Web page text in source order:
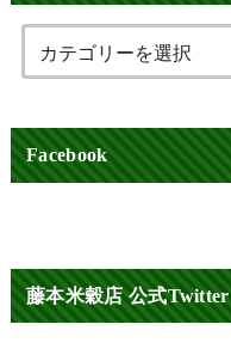
Facebook
藤本米穀店 公式Twitter